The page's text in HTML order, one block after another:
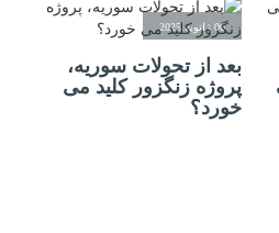
06 ژانویه 2025
بعد از تحولات سوریه،
پروژه زنگزور کلید می
خورد؟